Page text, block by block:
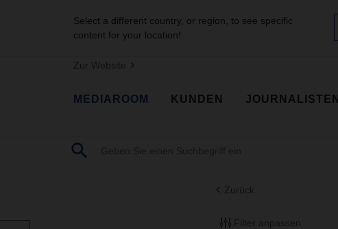
Select a different country, or region, to see specific
content for your location!
Zur Website
MEDIAROOM KUNDEN JOURNALISTEN
Zurück
Filter anpassen